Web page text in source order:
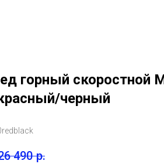
горный скоростной
черный
490 р.